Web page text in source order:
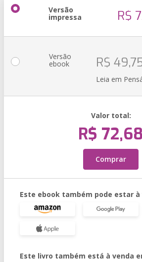
Versão
impressa R$
Versão
ebook R$
Leia em
Valor total:
R$ 72,68
Comprar
Este ebook também pode estar à
Este livro também está à venda